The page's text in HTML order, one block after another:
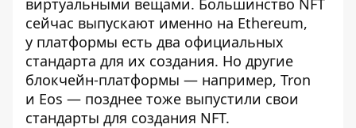
виртуальными вещами. Большинство NFT
сейчас выпускают именно на Ethereum,
у платформы есть два официальных
стандарта для их создания. Но другие
блокчейн-платформы — например, Tron
и Eos — позднее тоже выпустили свои
стандарты для создания NFT.